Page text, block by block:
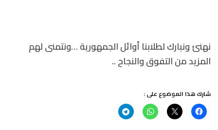
نهنئ ونبارك لطلابنا أوائل الجمهورية …ونتمنى لهم
المزيد من التفوق والنجاح ..
شارك هذا الموضوع على :